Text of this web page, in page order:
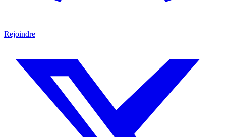
Rejoindre